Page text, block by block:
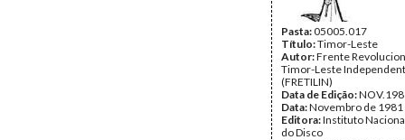
Pasta:05005.017
Título:Timor-Leste
Autor:Frente
Timor-Leste
(FRETILIN)
Data de Edição:
Data:Novembro de 1981
Editora:Instituto
do Disco